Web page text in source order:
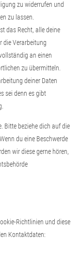
zu widerrufen und
zu lassen.
das Recht, alle deine
die Verarbeitung
an einen
zu übermitteln.
deiner Daten
sei denn es gibt
Bitte beziehe dich auf die
du eine Beschwerde
wir diese gerne hören,
Richtlinien und diese
Kontaktdaten: